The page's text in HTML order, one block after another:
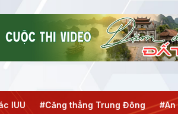
#Căng thẳng Trung Đông #An ninh